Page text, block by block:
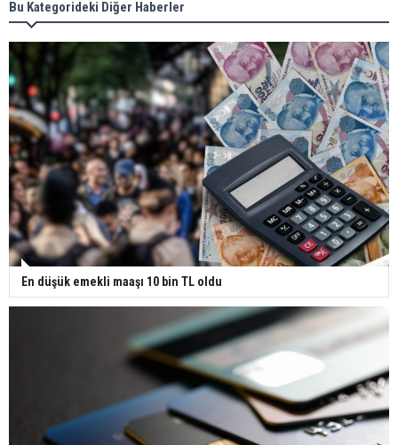
Bu Kategorideki Diğer Haberler
En düşük emekli maaşı 10 bin TL oldu